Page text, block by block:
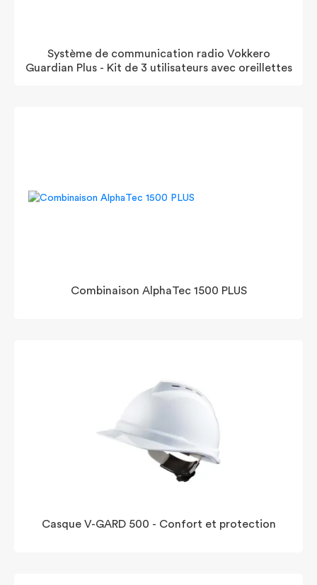
Système de communication radio Vokkero
Guardian Plus - Kit de 3 utilisateurs avec oreillettes
Combinaison AlphaTec 1500 PLUS
Casque V-GARD 500 - Confort et protection